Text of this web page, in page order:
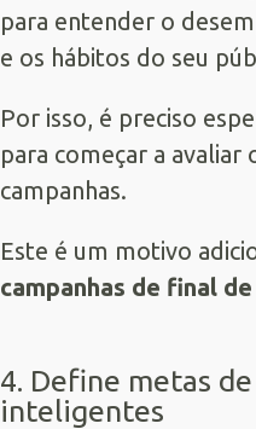
para entender o
e os hábitos do seu
Por isso, é preciso
para começar a avaliar
campanhas.
Este é um motivo
campanhas de final de
4. Define metas
inteligentes